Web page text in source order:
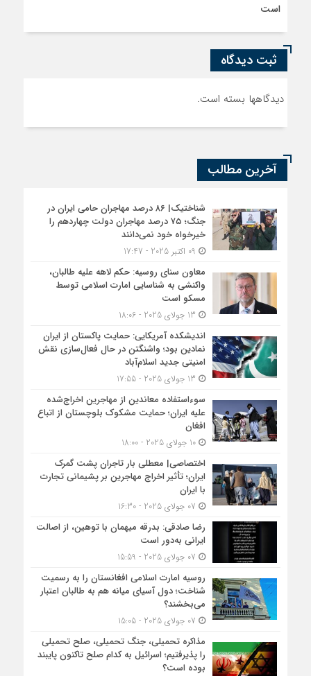
است
ثبت دیدگاه
دیدگاهها بسته است.
آخرین مطالب
شناختیک| ۸۶ درصد مهاجران حامی ایران در
جنگ؛ ۷۵ درصد مهاجران دولت چهاردهم را
خیرخواه خود نمی‌دانند
معاون سنای روسیه: حکم لاهه علیه طالبان،
واکنشی به شناسایی امارت اسلامی توسط
مسکو است
اندیشکده آمریکایی: حمایت پاکستان از ایران
نمادین بود؛ واشنگتن در حال فعال‌سازی نقش
امنیتی جدید اسلام‌آباد
سوءاستفاده معاندین از مهاجرین اخراج‌شده
علیه ایران؛ حمایت مشکوک بلوچستان از اتباع
افغان
10 جولای 2025 - 18:00
اختصاصی| معطلی بار تاجران پشت گمرک
ایران؛ تأثیر اخراج مهاجرین بر پشیمانی تجارت
با ایران
رضا صادقی: بدرقه میهمان با توهین، از اصالت
ایرانی به‌دور است
روسیه امارت اسلامی افغانستان را به رسمیت
شناخت؛ دول آسیای میانه هم به طالبان اعتبار
می‎‌بخشند؟
مذاکره تحمیلی، جنگ تحمیلی، صلح تحمیلی
را پذیرفتیم؛ اسرائیل به کدام صلح تاکنون پایبند
بوده است؟